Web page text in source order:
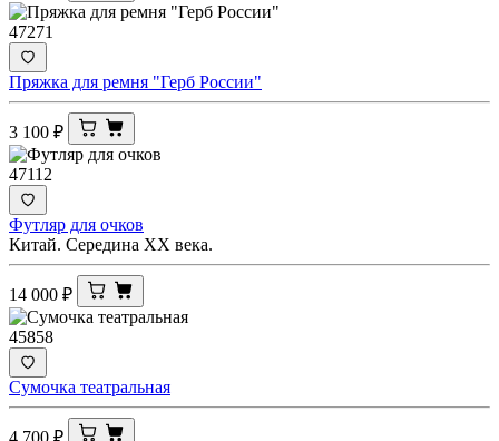
47271
Пряжка для ремня "Герб России"
3 100 ₽
47112
Футляр для очков
Китай. Середина ХХ века.
14 000 ₽
45858
Сумочка театральная
4 700 ₽